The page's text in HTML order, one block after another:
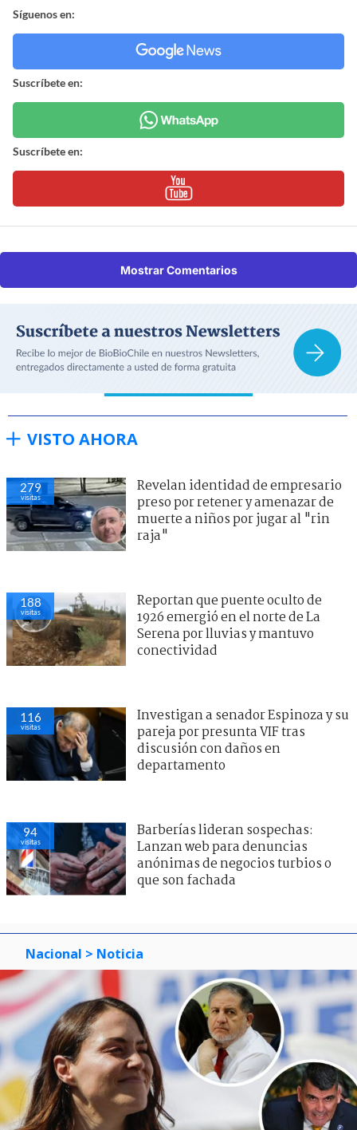
Síguenos en:
Suscríbete en:
Suscríbete en:
Mostrar Comentarios
VISTO AHORA
279
visitas
Revelan identidad de empresario
preso por retener y amenazar de
muerte a niños por jugar al "rin
raja"
188
visitas
Reportan que puente oculto de
1926 emergió en el norte de La
Serena por lluvias y mantuvo
conectividad
116
visitas
Investigan a senador Espinoza y su
pareja por presunta VIF tras
discusión con daños en
departamento
94
visitas
Barberías lideran sospechas:
Lanzan web para denuncias
anónimas de negocios turbios o
que son fachada
Nacional > Noticia